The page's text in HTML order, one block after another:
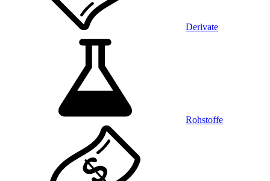
Derivate
Rohstoffe